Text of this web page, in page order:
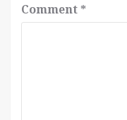
Comment *